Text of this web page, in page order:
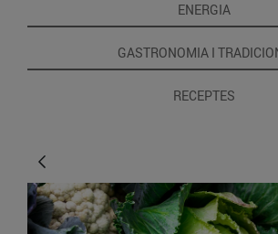
ENERGIA
GASTRONOMIA I
RECEPTES